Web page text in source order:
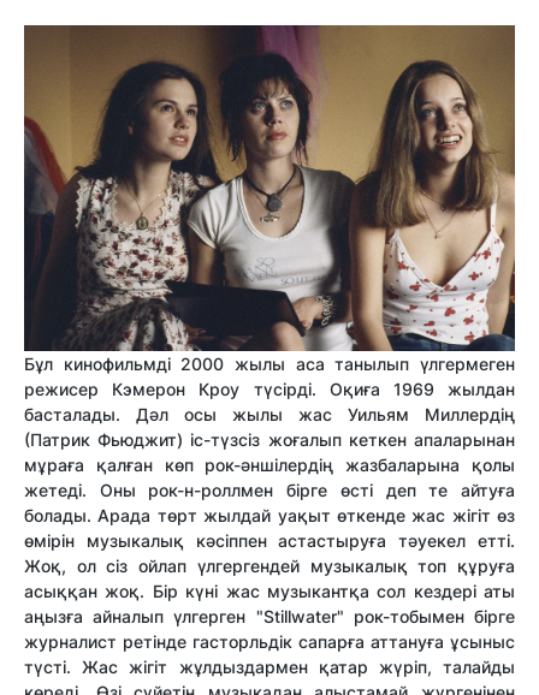
Бұл кинофильмді 2000 жылы аса танылып үлгермеген
режисер Кэмерон Кроу түсірді. Оқиға 1969 жылдан
басталады. Дәл осы жылы жас Уильям Миллердің
(Патрик Фьюджит) іс-түзсіз жоғалып кеткен апаларынан
мұраға қалған көп рок-әншілердің жазбаларына қолы
жетеді. Оны рок-н-роллмен бірге өсті деп те айтуға
болады. Арада төрт жылдай уақыт өткенде жас жігіт өз
өмірін музыкалық кәсіппен астастыруға тәуекел етті.
Жоқ, ол сіз ойлап үлгергендей музыкалық топ құруға
асыққан жоқ. Бір күні жас музыкантқа сол кездері аты
аңызға айналып үлгерген "Stillwater" рок-тобымен бірге
журналист ретінде гасторльдік сапарға аттануға ұсыныс
түсті. Жас жігіт жұлдыздармен қатар жүріп, талайды